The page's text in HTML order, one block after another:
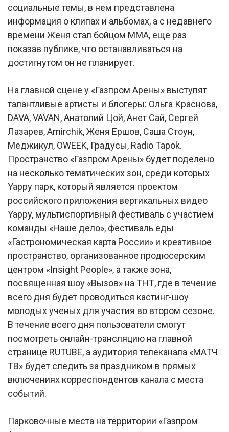
социальные темы, в нем представлена
информация о клипах и альбомах, а с недавнего
времени Женя стал бойцом ММА, еще раз
показав публике, что останавливаться на
достигнутом он не планирует.
На главной сцене у «Газпром Арены» выступят
талантливые артисты и блогеры: Ольга Краснова,
DAVA, VAVAN, Анатолий Цой, Анет Сай, Сергей
Лазарев, Amirchik, Женя Ершов, Саша Стоун,
Меджикул, OWEEK, Градусы, Radio Tapok.
Пространство «Газпром Арены» будет поделено
на несколько тематических зон, среди которых
Yappy парк, который является проектом
российского приложения вертикальных видео
Yappy, мультиспортивный фестиваль с участием
команды «Наше дело», фестиваль еды
«Гастрономическая карта России» и креативное
пространство, организованное продюсерским
центром «Insight People», а также зона,
посвященная шоу «Вызов» на ТНТ, где в течение
всего дня будет проводиться кастинг-шоу
молодых ученых для участия во втором сезоне.
В течение всего дня пользователи смогут
посмотреть онлайн-трансляцию на главной
странице RUTUBE, а аудитория телеканала «МАТЧ
ТВ» будет следить за праздником в прямых
включениях корреспондентов канала с места
событий.
Парковочные места на территории «Газпром